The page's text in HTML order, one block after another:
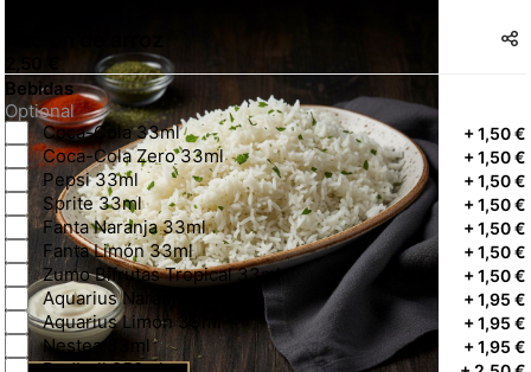
2,50 €
Bebidas
Optional
Coca-Cola 33ml
+1,50 €
Coca-Cola Zero 33ml +1,50 €
Pepsi 33ml +1,50 €
Sprite 33ml +1,50 €
Fanta Naranja 33ml +1,50 €
Fanta Limón 33ml +1,50 €
Zumo Bifrutas Tropical 33ml +1,50 €
Aquarius Naranja 33ml +1,95 €
Aquarius Limón 33ml +1,95 €
Nestea 33ml +1,95 €